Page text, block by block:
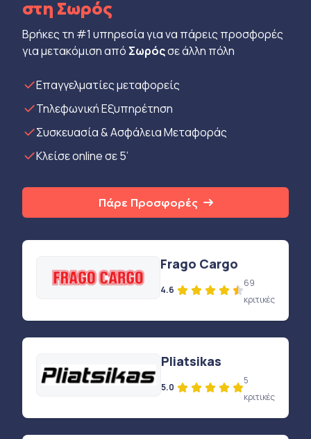
στη Σωρός
Βρήκες τη #1 υπηρεσία για να πάρεις προσφορές
για μετακόμιση από Σωρόςσε άλλη πόλη
Eπαγγελματίες μεταφορείς
Τηλεφωνική Εξυπηρέτηση
Συσκευασία & Ασφάλεια Μεταφοράς
Κλείσε online σε 5’
Πάρε Προσφορές
Frago Cargo
4.6
69
κριτικές
Pliatsikas
5.0
5
κριτικές